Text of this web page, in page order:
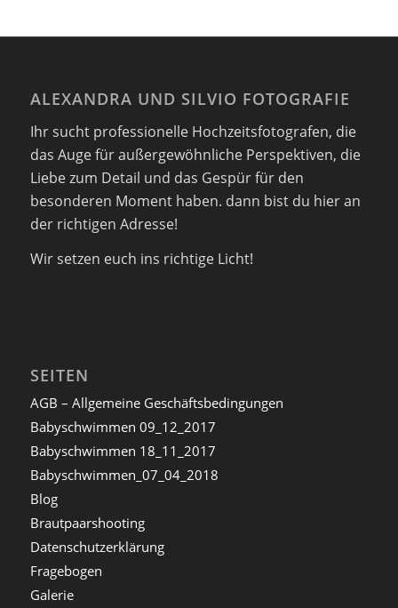
ALEXANDRA UND SILVIO FOTOGRAFIE
Ihr sucht professionelle Hochzeitsfotografen, die
das Auge für außergewöhnliche Perspektiven, die
Liebe zum Detail und das Gespür für den
besonderen Moment haben. dann bist du hier an
der richtigen Adresse!
Wir setzen euch ins richtige Licht!
SEITEN
AGB – Allgemeine Geschäftsbedingungen
Babyschwimmen 09_12_2017
Babyschwimmen 18_11_2017
Babyschwimmen_07_04_2018
Blog
Brautpaarshooting
Datenschutzerklärung
Fragebogen
Galerie